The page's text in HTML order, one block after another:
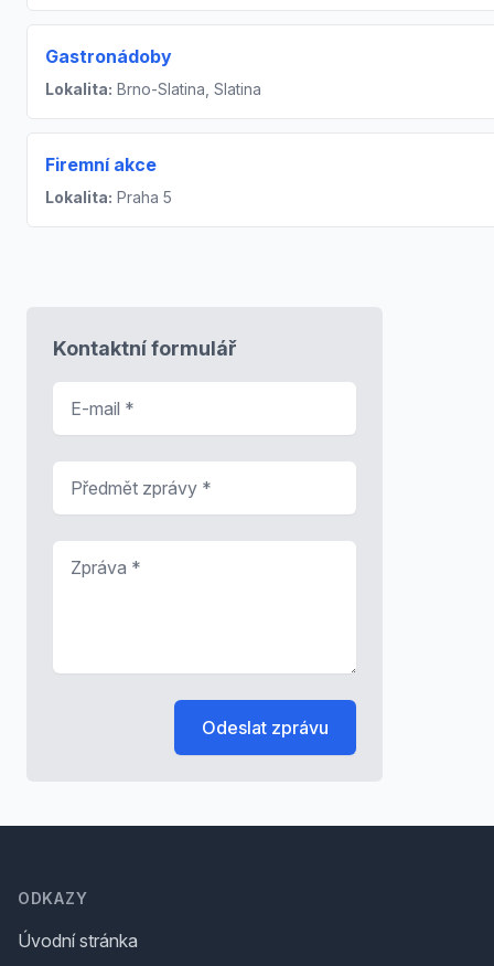
Gastronádoby
Lokalita: Brno-Slatina, Slatina
Firemní akce
Lokalita: Praha 5
Kontaktní formulář
Odeslat zprávu
ODKAZY
Úvodní stránka